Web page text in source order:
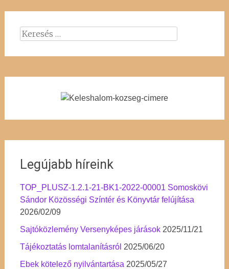
Keresés:
Legújabb híreink
TOP_PLUSZ-1.2.1-21-BK1-2022-00001 Somoskövi
Sándor Közösségi Színtér és Könyvtár felújítása
2026/02/09
Sajtóközlemény Versenyképes járások 2025/11/21
Tájékoztatás lomtalanításról 2025/06/20
Ebek kötelező nyilvántartása 2025/05/27